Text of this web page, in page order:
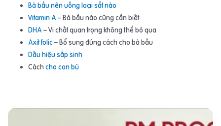
Bà bầu nên uống loại sắt nào
Vitamin A– Bà bầu nào cũng cần biết
DHA – Vi chất quan trọng không thể bỏ qua
Axit folic – Bổ sung đúng cách cho bà bầu
Dấu hiệu sắp sinh
Cáchcho con bú